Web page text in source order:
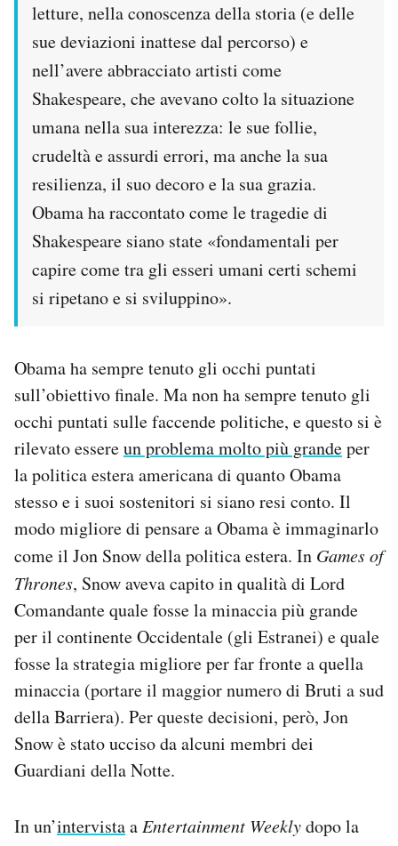
letture, nella conoscenza della storia (e delle
sue deviazioni inattese dal percorso) e
nell’avere abbracciato artisti come
Shakespeare, che avevano colto la situazione
umana nella sua interezza: le sue follie,
crudeltà e assurdi errori, ma anche la sua
resilienza, il suo decoro e la sua grazia.
Obama ha raccontato come le tragedie di
Shakespeare siano state «fondamentali per
capire come tra gli esseri umani certi schemi
si ripetano e si sviluppino».
Obama ha sempre tenuto gli occhi puntati
sull’obiettivo finale. Ma non ha sempre tenuto gli
occhi puntati sulle faccende politiche, e questo si è
rilevato essereun problema molto più grandeper
la politica estera americana di quanto Obama
stesso e i suoi sostenitori si siano resi conto. Il
modo migliore di pensare a Obama è immaginarlo
come il Jon Snow della politica estera. In Games of
Thrones, Snow aveva capito in qualità di Lord
Comandante quale fosse la minaccia più grande
per il continente Occidentale (gli Estranei) e quale
fosse la strategia migliore per far fronte a quella
minaccia (portare il maggior numero di Bruti a sud
della Barriera). Per queste decisioni, però, Jon
Snow è stato ucciso da alcuni membri dei
Guardiani della Notte.
In un’intervistaaEntertainment Weeklydopo la